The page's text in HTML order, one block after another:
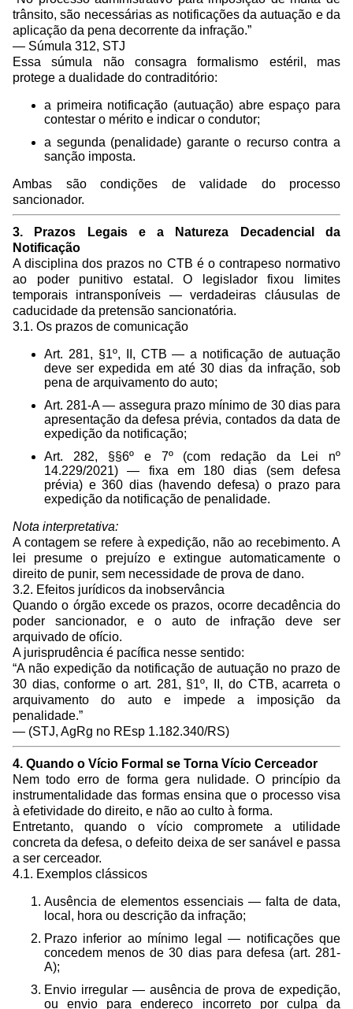
trânsito, são necessárias as notificações da autuação e da
aplicação da pena decorrente da infração.”
— Súmula 312, STJ
Essa súmula não consagra formalismo estéril, mas
protege a dualidade do contraditório:
a primeira notificação (autuação) abre espaço para
contestar o mérito e indicar o condutor;
a segunda (penalidade) garante o recurso contra a
sanção imposta.
Ambas são condições de validade do processo
sancionador.
3. Prazos Legais e a Natureza Decadencial da
Notificação
A disciplina dos prazos no CTB é o contrapeso normativo
ao poder punitivo estatal. O legislador fixou limites
temporais intransponíveis — verdadeiras cláusulas de
caducidade da pretensão sancionatória.
3.1. Os prazos de comunicação
Art. 281, §1º, II, CTB — a notificação de autuação
deve ser expedida em até 30 dias da infração, sob
pena de arquivamento do auto;
Art. 281-A — assegura prazo mínimo de 30 dias para
apresentação da defesa prévia, contados da data de
expedição da notificação;
Art. 282, §§6º e 7º (com redação da Lei nº
14.229/2021) — fixa em 180 dias (sem defesa
prévia) e 360 dias (havendo defesa) o prazo para
expedição da notificação de penalidade.
Nota interpretativa:
A contagem se refere à expedição, não ao recebimento. A
lei presume o prejuízo e extingue automaticamente o
direito de punir, sem necessidade de prova de dano.
3.2. Efeitos jurídicos da inobservância
Quando o órgão excede os prazos, ocorre decadência do
poder sancionador, e o auto de infração deve ser
arquivado de ofício.
A jurisprudência é pacífica nesse sentido:
“A não expedição da notificação de autuação no prazo de
30 dias, conforme o art. 281, §1º, II, do CTB, acarreta o
arquivamento do auto e impede a imposição da
penalidade.”
— (STJ, AgRg no REsp 1.182.340/RS)
4. Quando o Vício Formal se Torna Vício Cerceador
Nem todo erro de forma gera nulidade. O princípio da
instrumentalidade das formas ensina que o processo visa
à efetividade do direito, e não ao culto à forma.
Entretanto, quando o vício compromete a utilidade
concreta da defesa, o defeito deixa de ser sanável e passa
a ser cerceador.
4.1. Exemplos clássicos
Ausência de elementos essenciais — falta de data,
local, hora ou descrição da infração;
Prazo inferior ao mínimo legal — notificações que
concedem menos de 30 dias para defesa (art. 281-
A);
Envio irregular — ausência de prova de expedição,
ou envio para endereço incorreto por culpa da